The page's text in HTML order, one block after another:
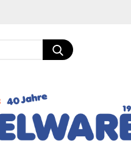
Suche...